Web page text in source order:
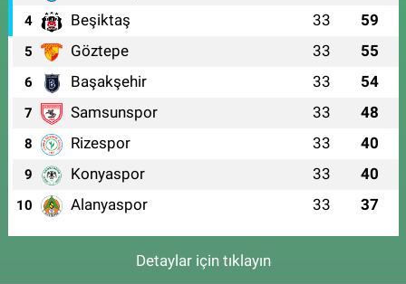
4 Beşiktaş 33 59
5 Göztepe 33 55
6 Başakşehir 33 54
7 Samsunspor 33 48
8 Rizespor 33 40
9 Konyaspor 33 40
10 Alanyaspor 33 37
Detaylar için tıklayın